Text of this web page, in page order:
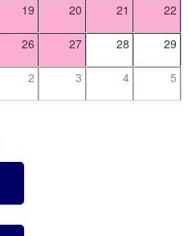
19 20 21 22
26 27 28 29
2 3 4 5